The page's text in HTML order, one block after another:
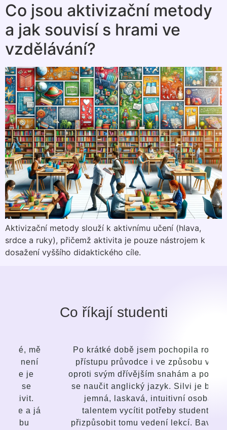
Co jsou aktivizační metody
a jak souvisí s hrami ve
vzdělávání?
Aktivizační metody slouží k aktivnímu učení (hlava,
srdce a ruky), přičemž aktivita je pouze nástrojem k
dosažení vyššího didaktického cíle.
Co říkají studenti
Po krátké době jsem pochopila rozdíl v
přístupu průvodce i ve způsobu výuky
oproti svým dřívějším snahám a pokusům
se naučit anglický jazyk. Silvi je bystrá,
jemná, laskavá, intuitivní osoba s
talentem vycítit potřeby studenta a
přizpůsobit tomu vedení lekcí. Baví mne